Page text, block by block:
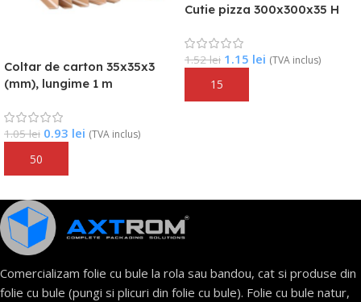
Coltar de carton 35x35x3
(mm), lungime 1 m
1.05lei 0.93 lei (TVA inclus)
Adaugă În Coș
Cutie pizza 300x300x35 H
1.52lei 1.15 lei (TVA inclus)
Adaugă În Coș
Comercializam folie cu bule la rola sau bandou, cat si produse din
folie cu bule (pungi si plicuri din folie cu bule). Folie cu bule natur,